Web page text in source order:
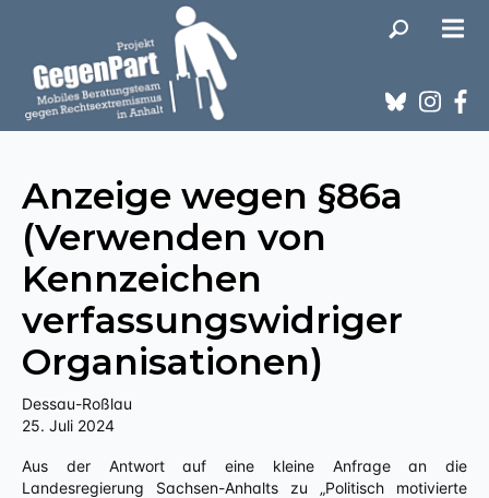
Anzeige wegen §86a
(Verwenden von
Kennzeichen
verfassungswidriger
Organisationen)
Dessau-Roßlau
25. Juli 2024
Aus der Antwort auf eine kleine Anfrage an die
Landesregierung Sachsen-Anhalts zu „Politisch motivierte